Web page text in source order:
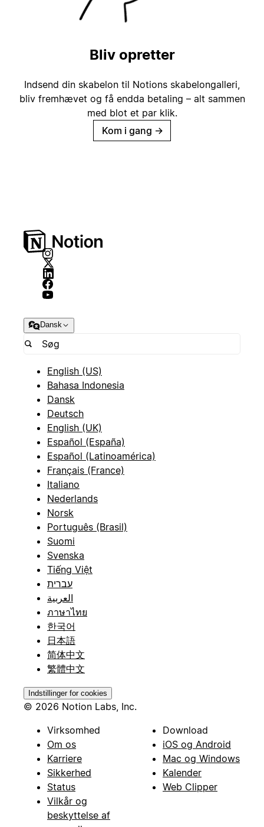
Bliv opretter
Indsend din skabelon til Notions skabelongalleri,
bliv fremhævet og få endda betaling – alt sammen
med blot et par klik.
Kom i gang →
Dansk
English (US)
Bahasa Indonesia
Dansk
Deutsch
English (UK)
Español (España)
Español (Latinoamérica)
Français (France)
Italiano
Nederlands
Norsk
Português (Brasil)
Suomi
Svenska
Tiếng Việt
עברית
العربية
ภาษาไทย
한국어
日本語
简体中文
繁體中文
Indstillinger for cookies
© 2026 Notion Labs, Inc.
Virksomhed
Om os
Karriere
Sikkerhed
Status
Vilkår og
beskyttelse af
Download
iOS og Android
Mac og Windows
Kalender
Web Clipper